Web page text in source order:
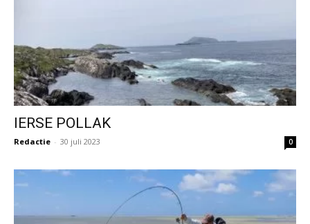
IERSE POLLAK
Redactie - 30 juli 2023 0